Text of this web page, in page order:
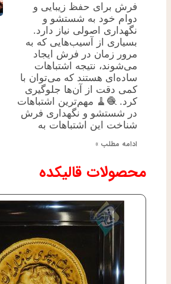
فرش برای حفظ زیبایی و
دوام خود به شستشو و
نگهداری اصولی نیاز دارد.
بسیاری از آسیب‌هایی که به
مرور زمان در فرش ایجاد
می‌شوند، نتیجه اشتباهات
ساده‌ای هستند که می‌توان با
کمی دقت از آن‌ها جلوگیری
کرد. 🧶🧹 مهم‌ترین اشتباهات
در شستشو و نگهداری فرش
شناخت این اشتباهات به
ادامه مطلب »
محصولات قالیکده